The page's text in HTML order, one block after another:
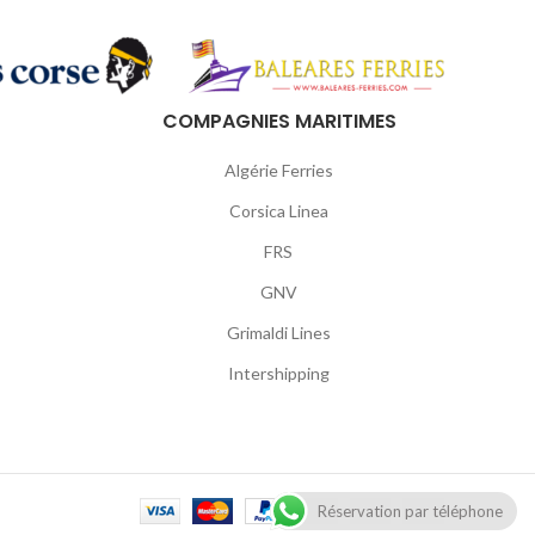
COMPAGNIES MARITIMES
Algérie Ferries
Corsica Linea
FRS
GNV
Grimaldi Lines
Intershipping
Réservation par téléphone